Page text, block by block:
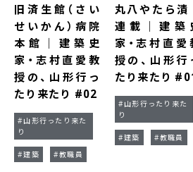
旧済生館（さい
せいかん）病院
本館｜建築史
家・志村直愛教
授の、山形行っ
たり来たり #02
#山形行ったり来た
り
#建築 #教職員
丸八やたら漬
連載｜建築
家・志村直愛
授の、山形行
たり来たり
#山形行ったり来た
り
#建築 #教職員